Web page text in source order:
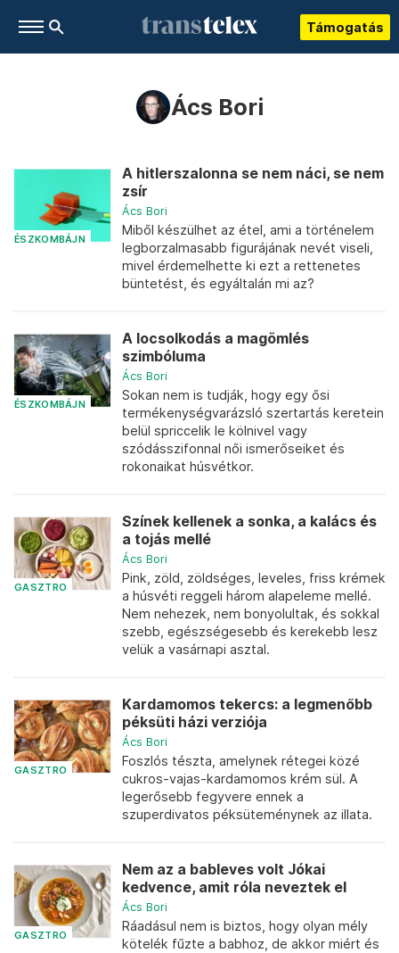
Támogatás
Ács Bori
ÉSZKOMBÁJN
A hitlerszalonna se nem náci, se nem
zsír
Ács Bori
Miből készülhet az étel, ami a történelem
legborzalmasabb figurájának nevét viseli,
mivel érdemelhette ki ezt a rettenetes
büntetést, és egyáltalán mi az?
ÉSZKOMBÁJN
A locsolkodás a magömlés
szimbóluma
Ács Bori
Sokan nem is tudják, hogy egy ősi
termékenységvarázsló szertartás keretein
belül spriccelik le kölnivel vagy
szódásszifonnal női ismerőseiket és
rokonaikat húsvétkor.
GASZTRO
Színek kellenek a sonka, a kalács és
a tojás mellé
Ács Bori
Pink, zöld, zöldséges, leveles, friss krémek
a húsvéti reggeli három alapeleme mellé.
Nem nehezek, nem bonyolultak, és sokkal
szebb, egészségesebb és kerekebb lesz
velük a vasárnapi asztal.
GASZTRO
Kardamomos tekercs: a legmenőbb
péksüti házi verziója
Ács Bori
Foszlós tészta, amelynek rétegei közé
cukros-vajas-kardamomos krém sül. A
legerősebb fegyvere ennek a
szuperdivatos péksüteménynek az illata.
GASZTRO
Nem az a bableves volt Jókai
kedvence, amit róla neveztek el
Ács Bori
Ráadásul nem is biztos, hogy olyan mély
kötelék fűzte a babhoz, de akkor miért és